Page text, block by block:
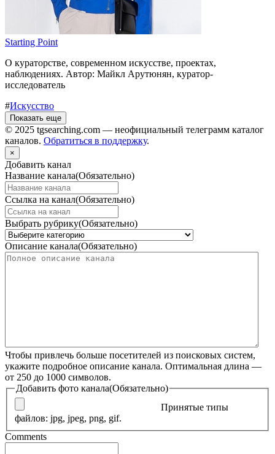
Starting Point
О кураторстве, современном искусстве, проектах,
наблюдениях. Автор: Майкл Арутюнян, куратор-
исследователь
#Искусство
Показать еще
© 2025 tgsearching.com — неофициальный телеграмм каталог
каналов. Обратиться в поддержку.
×
Добавить канал
Название канала(Обязательно)
Ссылка на канал(Обязательно)
Выбрать рубрику(Обязательно)
Описание канала(Обязательно)
Чтобы привлечь больше посетителей из поисковых систем,
укажите подробное описание канала. Оптимальная длина —
от 250 до 1000 символов.
Добавить фото канала(Обязательно)
Принятые типы
файлов: jpg, jpeg, png, gif.
Comments